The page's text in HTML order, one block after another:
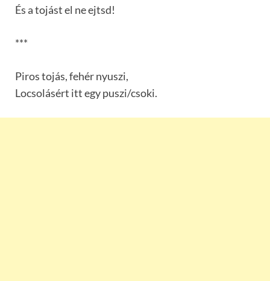
És a tojást el ne ejtsd!
***
Piros tojás, fehér nyuszi,
Locsolásért itt egy puszi/csoki.